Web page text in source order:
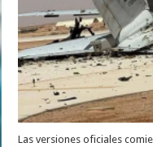
Las versiones oficiales